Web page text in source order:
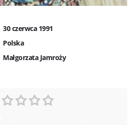
30 czerwca 1991
Polska
Małgorzata Jamroży